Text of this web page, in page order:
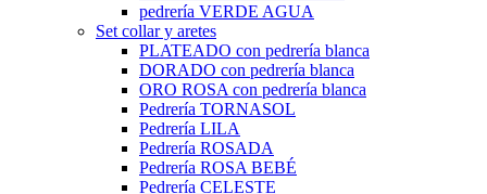
pedrería VERDE AGUA
Set collar y aretes
PLATEADO con pedrería blanca
DORADO con pedrería blanca
ORO ROSA con pedrería blanca
Pedrería TORNASOL
Pedrería LILA
Pedrería ROSADA
Pedrería ROSA BEBÉ
Pedrería CELESTE